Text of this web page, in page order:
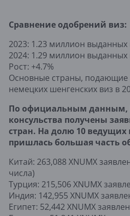
Сравнение одобрений виз:
2023: 1.23 миллион выданных
2024: 1.29 миллион выданных
Рост: +4.7%
Основные страны, подающие
немецких шенгенских виз в
По официальным данным,
консульства получены
стран. На долю 10 ведущих
пришлась большая часть
Китай: 263,088 XNUMX
числа)
Турция: 215,506 XNUMX
Индия: 142,955 XNUMX
Египет: 52,442 XNUMX